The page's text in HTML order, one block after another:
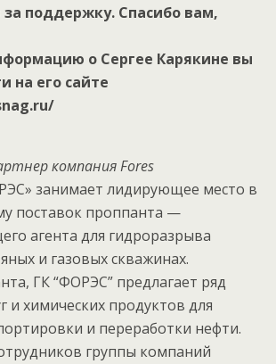
поддержку. Спасибо вам,
о Сергее Карякине вы
на его сайте
компания Fores
занимает лидирующее место в
поставок проппанта —
агента для гидроразрыва
и газовых скважинах.
ГК “ФОРЭС” предлагает ряд
и химических продуктов для
и переработки нефти.
группы компаний